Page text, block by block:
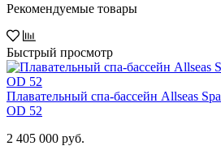
Рекомендуемые товары
Быстрый просмотр
Плавательный спа-бассейн Allseas Spa
OD 52
2 405 000 руб.